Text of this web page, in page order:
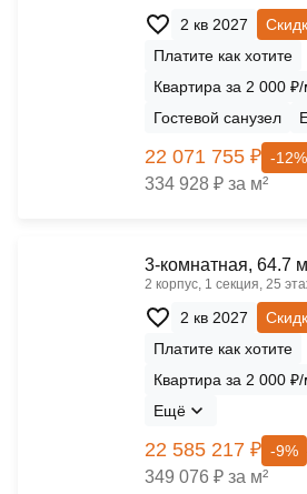
2 кв 2027
Платите как хотите
Квартира за 2 000
Гостевой санузел
22 071 755 ₽ -12%
334 928 ₽ за м²
3-комнатная, 64.7
2 корпус, 1 секция, 25
2 кв 2027
Платите как хотите
Квартира за 2 000
Ещё
22 585 217 ₽ -9%
349 076 ₽ за м²